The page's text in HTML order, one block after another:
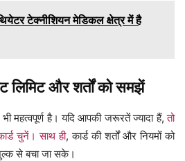
टेक्नीशियन मेडिकल क्षेत्र में है
और शर्तों को समझें
महत्वपूर्ण है। यदि आपकी जरूरतें ज्यादा हैं,तो
चुनें। साथ ही, कार्ड की शर्तों और नियमों को
से बचा जा सके।